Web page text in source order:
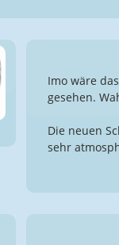
Imo wäre
gesehen.
Die neuen
sehr